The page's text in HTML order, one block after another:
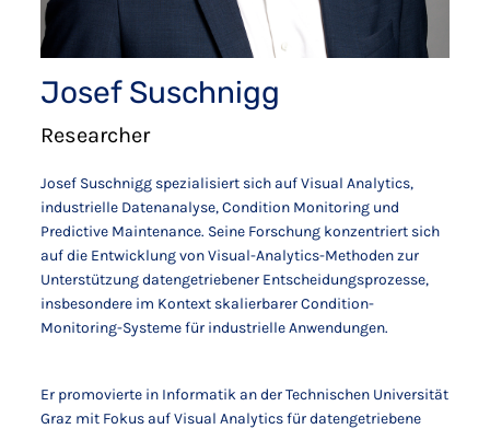
Josef Suschnigg
Researcher
Josef Suschnigg spezialisiert sich auf Visual Analytics,
industrielle Datenanalyse, Condition Monitoring und
Predictive Maintenance. Seine Forschung konzentriert sich
auf die Entwicklung von Visual-Analytics-Methoden zur
Unterstützung datengetriebener Entscheidungsprozesse,
insbesondere im Kontext skalierbarer Condition-
Monitoring-Systeme für industrielle Anwendungen.
Er promovierte in Informatik an der Technischen Universität
Graz mit Fokus auf Visual Analytics für datengetriebene